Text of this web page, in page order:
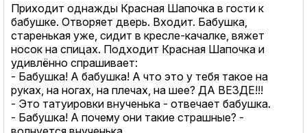
Приходит однажды Красная Шапочка в гости к
бабушке. Отворяет дверь. Входит. Бабушка,
старенькая уже, сидит в кресле-качалке, вяжет
носок на спицах. Подходит Красная Шапочка и
удивлённо спрашивает:
- Бабушка! А бабушка! А что это у тебя такое на
руках, на ногах, на плечах, на шее? ДА ВЕЗДЕ!!!
- Это татуировки внученька - отвечает бабушка.
- Бабушка! А почему они такие страшные? -